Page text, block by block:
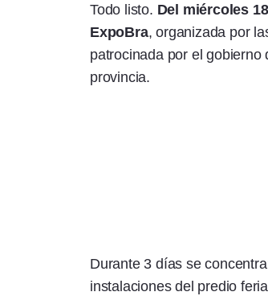
Todo listo. Del miércoles
ExpoBra, organizada por
patrocinada por el
provincia.
Durante 3 días se
instalaciones del predio